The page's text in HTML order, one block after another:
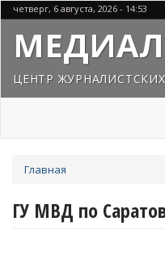
Перейти
к
основному
содержанию
четверг, 6 августа, 2026 - 14:53
ЦЕНТР
здесь
Главная
ГУ МВД по